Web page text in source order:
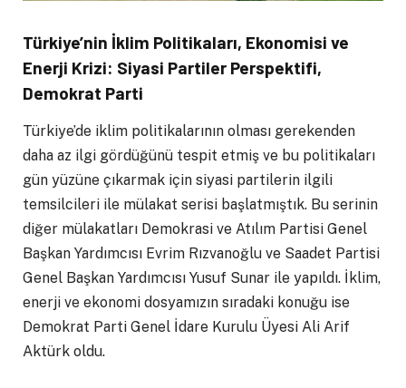
Türkiye’nin İklim Politikaları, Ekonomisi ve
Enerji Krizi: Siyasi Partiler Perspektifi,
Demokrat Parti
Türkiye’de iklim politikalarının olması gerekenden
daha az ilgi gördüğünü tespit etmiş ve bu politikaları
gün yüzüne çıkarmak için siyasi partilerin ilgili
temsilcileri ile mülakat serisi başlatmıştık. Bu serinin
diğer mülakatları Demokrasi ve Atılım Partisi Genel
Başkan Yardımcısı Evrim Rızvanoğlu ve Saadet Partisi
Genel Başkan Yardımcısı Yusuf Sunar ile yapıldı. İklim,
enerji ve ekonomi dosyamızın sıradaki konuğu ise
Demokrat Parti Genel İdare Kurulu Üyesi Ali Arif
Aktürk oldu.